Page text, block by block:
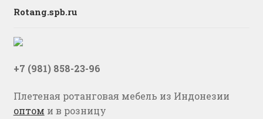
Rotang.spb.ru
+7 (981) 858-23-96
Плетеная ротанговая мебель из Индонезии
оптом и в розницу